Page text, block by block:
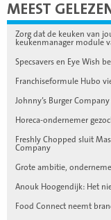
MEEST
Zorg dat de keuken van
keukenmanager module
Specsavers en Eye Wish
Franchiseformule Hubo
Johnny’s Burger
Horeca-ondernemer
Freshly Chopped sluit
Company
Grote ambitie,
Anouk Hoogendijk: Het
Food Connect neemt